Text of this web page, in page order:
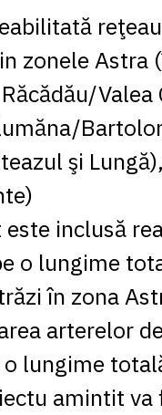
zonele Astra
şi
este inclusă
o lungime
în zona
arterelor
lungime
amintit